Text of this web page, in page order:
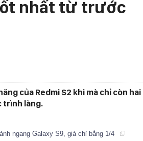
nhất từ trước
của Redmi S2 khi mà chỉ còn hai
trình làng.
ngang Galaxy S9, giá chỉ bằng 1/4